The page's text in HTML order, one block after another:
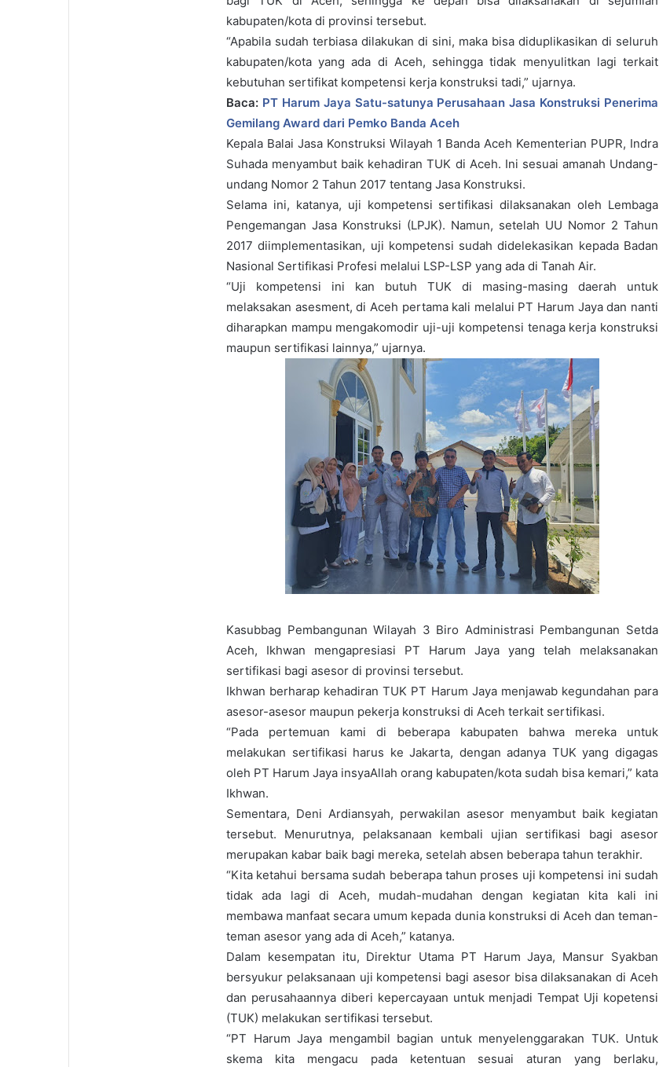
kabupaten/kota di provinsi tersebut.
“Apabila sudah terbiasa dilakukan di sini, maka bisa diduplikasikan di seluruh
kabupaten/kota yang ada di Aceh, sehingga tidak menyulitkan lagi terkait
kebutuhan sertifikat kompetensi kerja konstruksi tadi,” ujarnya.
Baca: PT Harum Jaya Satu-satunya Perusahaan Jasa Konstruksi Penerima
Gemilang Award dari Pemko Banda Aceh
Kepala Balai Jasa Konstruksi Wilayah 1 Banda Aceh Kementerian PUPR, Indra
Suhada menyambut baik kehadiran TUK di Aceh. Ini sesuai amanah Undang-
undang Nomor 2 Tahun 2017 tentang Jasa Konstruksi.
Selama ini, katanya, uji kompetensi sertifikasi dilaksanakan oleh Lembaga
Pengemangan Jasa Konstruksi (LPJK). Namun, setelah UU Nomor 2 Tahun
2017 diimplementasikan, uji kompetensi sudah didelekasikan kepada Badan
Nasional Sertifikasi Profesi melalui LSP-LSP yang ada di Tanah Air.
“Uji kompetensi ini kan butuh TUK di masing-masing daerah untuk
melaksakan asesment, di Aceh pertama kali melalui PT Harum Jaya dan nanti
diharapkan mampu mengakomodir uji-uji kompetensi tenaga kerja konstruksi
maupun sertifikasi lainnya,” ujarnya.
Kasubbag Pembangunan Wilayah 3 Biro Administrasi Pembangunan Setda
Aceh, Ikhwan mengapresiasi PT Harum Jaya yang telah melaksanakan
sertifikasi bagi asesor di provinsi tersebut.
Ikhwan berharap kehadiran TUK PT Harum Jaya menjawab kegundahan para
asesor-asesor maupun pekerja konstruksi di Aceh terkait sertifikasi.
“Pada pertemuan kami di beberapa kabupaten bahwa mereka untuk
melakukan sertifikasi harus ke Jakarta, dengan adanya TUK yang digagas
oleh PT Harum Jaya insyaAllah orang kabupaten/kota sudah bisa kemari,” kata
Ikhwan.
Sementara, Deni Ardiansyah, perwakilan asesor menyambut baik kegiatan
tersebut. Menurutnya, pelaksanaan kembali ujian sertifikasi bagi asesor
merupakan kabar baik bagi mereka, setelah absen beberapa tahun terakhir.
“Kita ketahui bersama sudah beberapa tahun proses uji kompetensi ini sudah
tidak ada lagi di Aceh, mudah-mudahan dengan kegiatan kita kali ini
membawa manfaat secara umum kepada dunia konstruksi di Aceh dan teman-
teman asesor yang ada di Aceh,” katanya.
Dalam kesempatan itu, Direktur Utama PT Harum Jaya, Mansur Syakban
bersyukur pelaksanaan uji kompetensi bagi asesor bisa dilaksanakan di Aceh
dan perusahaannya diberi kepercayaan untuk menjadi Tempat Uji kopetensi
(TUK) melakukan sertifikasi tersebut.
“PT Harum Jaya mengambil bagian untuk menyelenggarakan TUK. Untuk
skema kita mengacu pada ketentuan sesuai aturan yang berlaku,